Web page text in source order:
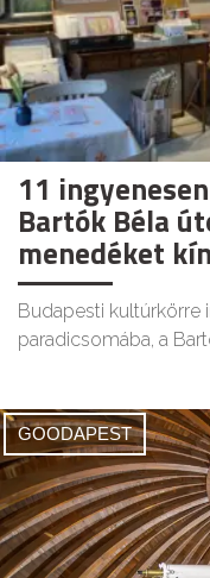
11
Bartók Béla
menedéket
Budapesti kultúrkörre
paradicsomába, a
GOODAPEST